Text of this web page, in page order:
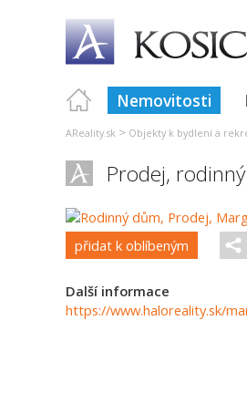
Nemovitosti
AReality.sk > Objekty k bydlení a
Prodej,
přidat k oblíbeným
Další informace